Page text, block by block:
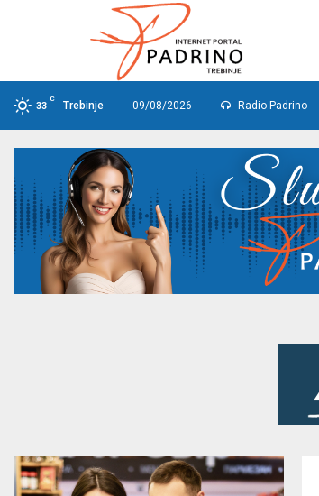
33
C
Trebinje 09/08/2026 Radio Padrino